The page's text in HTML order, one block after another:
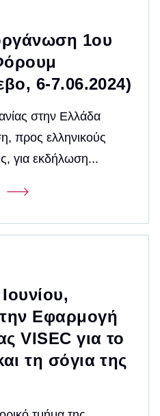
1ου
6-7.06.2024)
στην Ελλάδα
προς ελληνικούς
για εκδήλωση...
Εφαρμογή
VISEC για το
τη σόγια της